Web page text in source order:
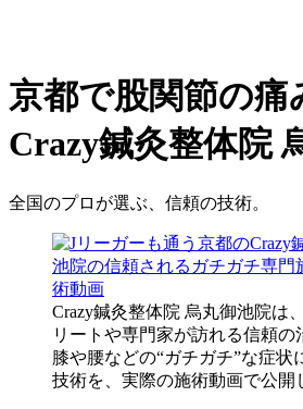
京都で股関節の痛
Crazy鍼灸整体院
全国のプロが選ぶ、信頼の技術。
Crazy鍼灸整体院 烏丸御池院は
リートや専門家が訪れる信頼の
膝や腰などの“ガチガチ”な症状
技術を、実際の施術動画で公開